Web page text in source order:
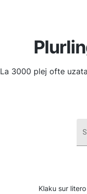
La 3000 plej ofte
Klaku sur